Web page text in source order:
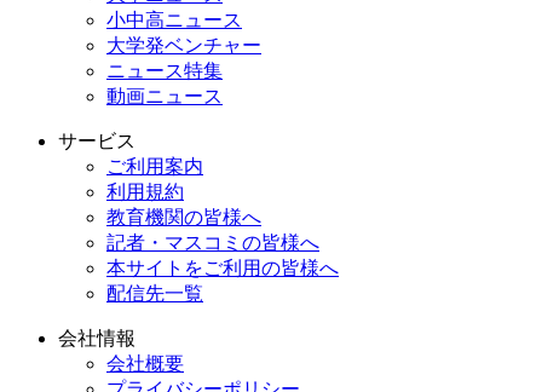
小中高ニュース
大学発ベンチャー
ニュース特集
動画ニュース
サービス
ご利用案内
利用規約
教育機関の皆様へ
記者・マスコミの皆様へ
本サイトをご利用の皆様へ
配信先一覧
会社情報
会社概要